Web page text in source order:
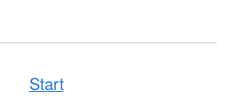
Start